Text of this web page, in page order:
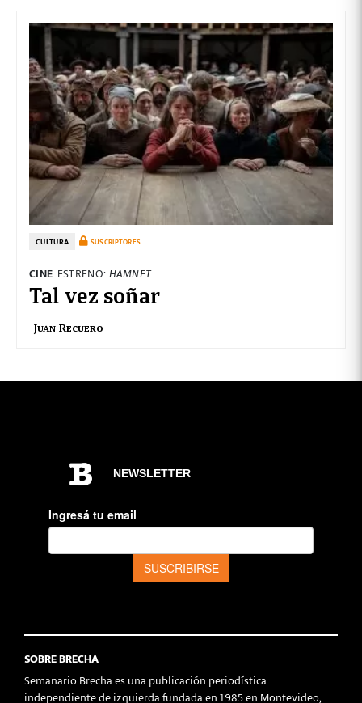
CULTURA SUSCRIPTORES
CINE. ESTRENO: HAMNET
Tal vez soñar
Juan Recuero
SOBRE BRECHA
Semanario Brecha es una publicación periodística
independiente de izquierda fundada en 1985 en Montevideo,